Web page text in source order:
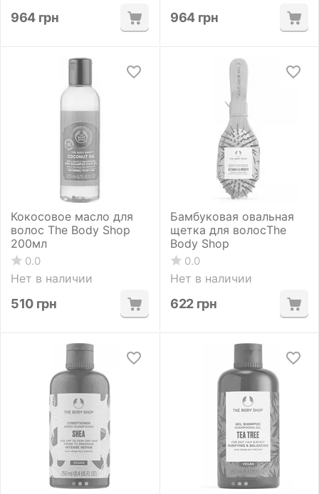
964 грн 964 грн
Кокосовое масло для
волос The Body Shop
200мл
0.0
Нет в наличии
510 грн
Бамбуковая овальная
щетка для волосThe
Body Shop
0.0
Нет в наличии
622 грн